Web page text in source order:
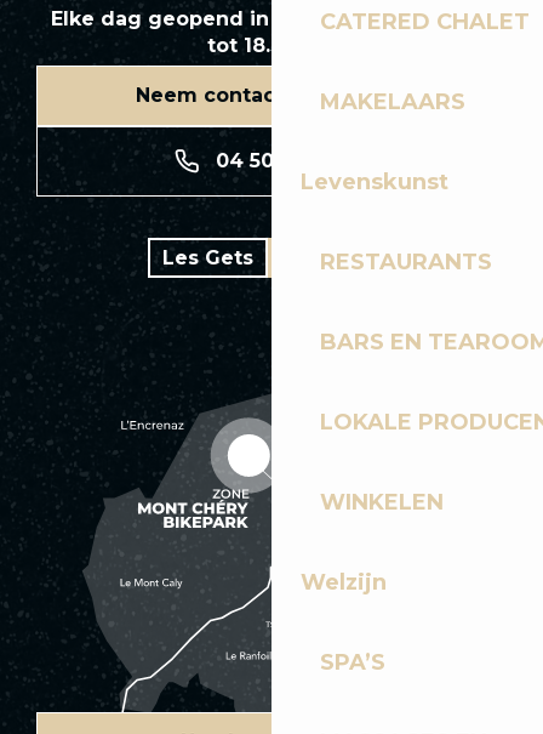
CATERED CHALET
MAKELAARS
Levenskunst
RESTAURANTS
BARS EN
LOKALE
WINKELEN
Welzijn
SPA’S
Elke dag geopend in het seizoen van 8.30
tot 18.30 uur
Neem contact met ons op
04 50 74 74 74
Les Gets Bike park